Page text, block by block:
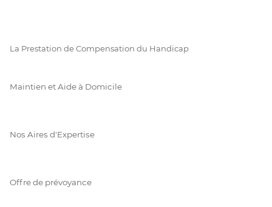
La Prestation de Compensation du Handicap
Maintien et Aide à Domicile
Nos Aires d'Expertise
Offre de prévoyance